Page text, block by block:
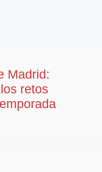
Madrid:
retos